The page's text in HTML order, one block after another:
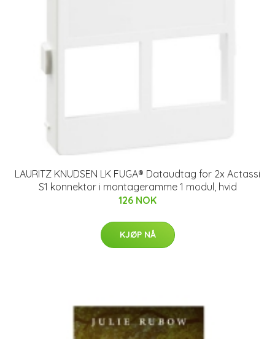
LAURITZ KNUDSEN LK FUGA® Dataudtag for 2x Actassi
S1 konnektor i montageramme 1 modul, hvid
126 NOK
KJØP NÅ